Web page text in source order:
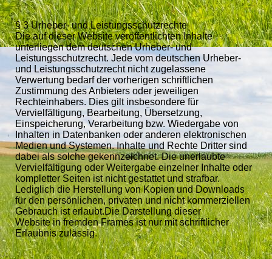
§ 3 Urheber- und Leistungsschutzrechte
Die auf dieser Website veröffentlichten Inhalte
unterliegen dem deutschen Urheber- und
Leistungsschutzrecht. Jede vom deutschen Urheber-
und Leistungsschutzrecht nicht zugelassene
Verwertung bedarf der vorherigen schriftlichen
Zustimmung des Anbieters oder jeweiligen
Rechteinhabers. Dies gilt insbesondere für
Vervielfältigung, Bearbeitung, Übersetzung,
Einspeicherung, Verarbeitung bzw. Wiedergabe von
Inhalten in Datenbanken oder anderen elektronischen
Medien und Systemen. Inhalte und Rechte Dritter sind
dabei als solche gekennzeichnet. Die unerlaubte
Vervielfältigung oder Weitergabe einzelner Inhalte oder
kompletter Seiten ist nicht gestattet und strafbar.
Lediglich die Herstellung von Kopien und Downloads
für den persönlichen, privaten und nicht kommerziellen
Gebrauch ist erlaubt.Die Darstellung dieser
Website in fremden Frames ist nur mit schriftlicher
Erlaubnis zulässig.